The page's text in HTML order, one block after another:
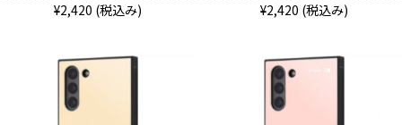
¥2,420 (税込み) ¥2,420 (税込み)